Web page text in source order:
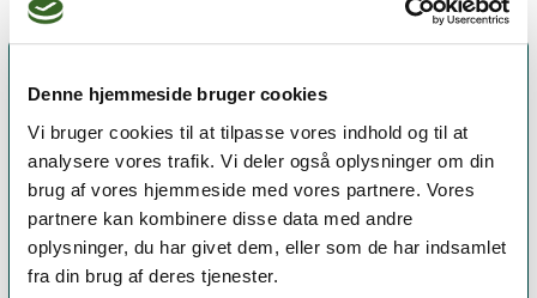
Denne hjemmeside bruger cookies
Vi bruger cookies til at tilpasse vores indhold og til at
analysere vores trafik. Vi deler også oplysninger om din
brug af vores hjemmeside med vores partnere. Vores
partnere kan kombinere disse data med andre
oplysninger, du har givet dem, eller som de har indsamlet
fra din brug af deres tjenester.